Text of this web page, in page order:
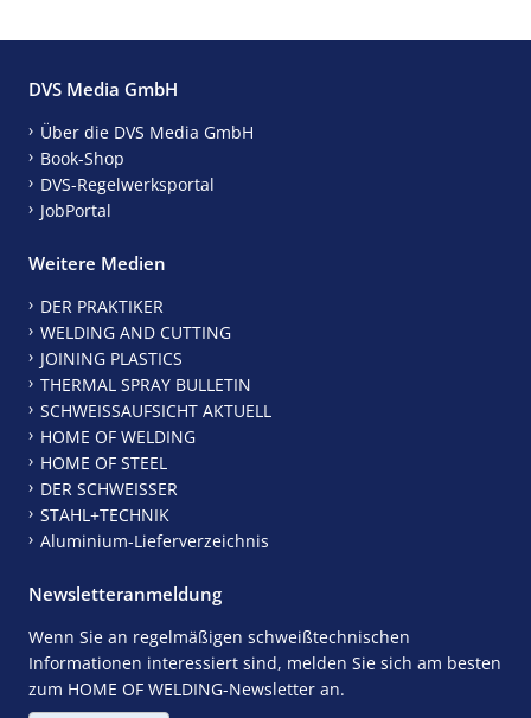
DVS Media GmbH
Über die DVS Media GmbH
Book-Shop
DVS-Regelwerksportal
JobPortal
Weitere Medien
DER PRAKTIKER
WELDING AND CUTTING
JOINING PLASTICS
THERMAL SPRAY BULLETIN
SCHWEISSAUFSICHT AKTUELL
HOME OF WELDING
HOME OF STEEL
DER SCHWEISSER
STAHL+TECHNIK
Aluminium-Lieferverzeichnis
Newsletteranmeldung
Wenn Sie an regelmäßigen schweißtechnischen
Informationen interessiert sind, melden Sie sich am besten
zum HOME OF WELDING-Newsletter an.